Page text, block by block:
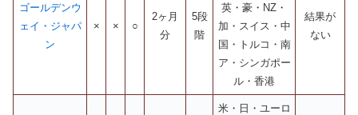
ゴールデンウ
ェイ・ジャパ
ン
× × ○
2ヶ月
分
5段
階
英・豪・NZ・
加・スイス・中
国・トルコ・南
ア・シンガポー
ル・香港
結果が
ない
米・日・ユーロ